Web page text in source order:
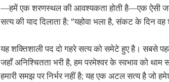
—हमें एक शरणस्थल की आवश्यकता होती है—एक ऐसी
सत्य की याद दिलाता है: "यहोवा भला है, संकट के दिन
यह शक्तिशाली पद दो गहरे सत्य को समेटे हुए है। सबसे
जहाँ अनिश्चितता भरी है, हम परमेश्वर के स्वभाव को
हमारी समझ पर निर्भर नहीं है; यह एक अटल सत्य है जो